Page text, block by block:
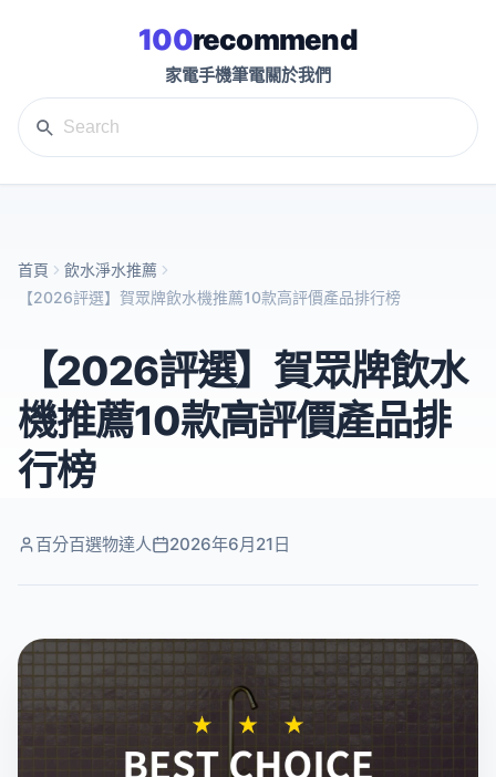
100recommend
家電手機筆電關於我們
首頁
飲水淨水推薦
【2026評選】賀眾牌飲水機推薦10款高評價產品排行榜
【2026評選】賀眾牌飲水
機推薦10款高評價產品排
行榜
百分百選物達人 2026年6月21日